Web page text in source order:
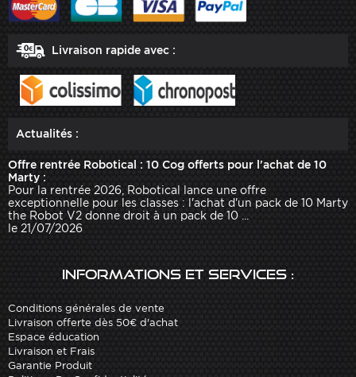
Livraison rapide avec :
Actualités :
Offre rentrée Robotical : 10 Cog offerts pour l'achat de 10
Marty :
Pour la rentrée 2026, Robotical lance une offre
exceptionnelle pour les classes : l'achat d'un pack de 10 Marty
the Robot V2 donne droit à un pack de 10 ...
le 21/07/2026
Informations et services :
Conditions générales de vente
Livraison offerte dès 50€ d'achat
Espace éducation
Livraison et Frais
Garantie Produit